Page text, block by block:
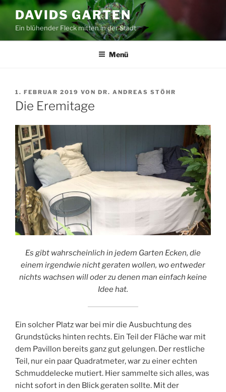
Zum
Inhalt
springen
DAVIDS GARTEN
Ein blühender Fleck mitten in der Stadt
Menü
VERÖFFENTLICHT
AM
1. FEBRUAR 2019 VON DR. ANDREAS STÖHR
Die Eremitage
Es gibt wahrscheinlich in jedem Garten Ecken, die
einem irgendwie nicht geraten wollen, wo entweder
nichts wachsen will oder zu denen man einfach keine
Idee hat.
Ein solcher Platz war bei mir die Ausbuchtung des
Grundstücks hinten rechts. Ein Teil der Fläche war mit
dem Pavillon bereits ganz gut gelungen. Der restliche
Teil, nur ein paar Quadratmeter, war zu einer echten
Schmuddelecke mutiert. Hier sammelte sich alles, was
nicht sofort in den Blick geraten sollte. Mit der